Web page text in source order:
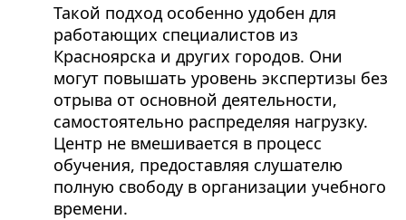
Такой подход особенно удобен для
работающих специалистов из
Красноярска и других городов. Они
могут повышать уровень экспертизы без
отрыва от основной деятельности,
самостоятельно распределяя нагрузку.
Центр не вмешивается в процесс
обучения, предоставляя слушателю
полную свободу в организации учебного
времени.